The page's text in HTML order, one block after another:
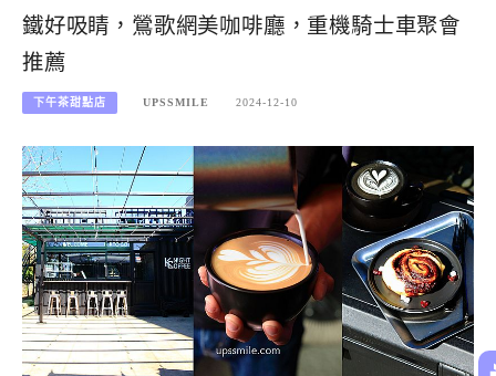
鐵好吸睛，鶯歌網美咖啡廳，重機騎士車聚會
推薦
下午茶甜點店 UPSSMILE 2024-12-10